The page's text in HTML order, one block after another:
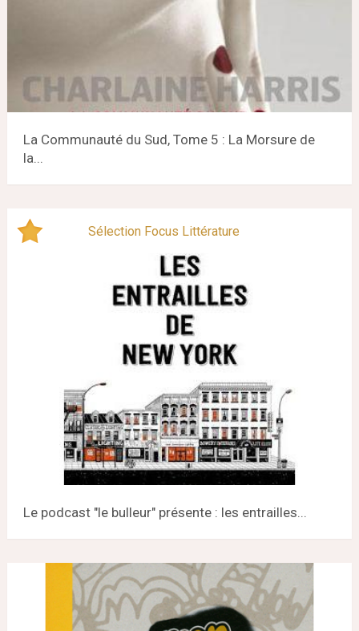
La Communauté du Sud, Tome 5 : La Morsure de
la...
Sélection Focus Littérature
Le podcast "le bulleur" présente : les entrailles...